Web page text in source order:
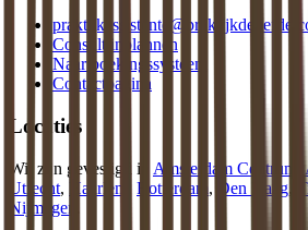
Consult inplannen
Naar boekingssysteem
Contactpagina
Locaties
Wij zijn gevestigd in Amsterdam Centrum
Utrecht, Haarlem Rotterdam , Den Haag
Nijmegen